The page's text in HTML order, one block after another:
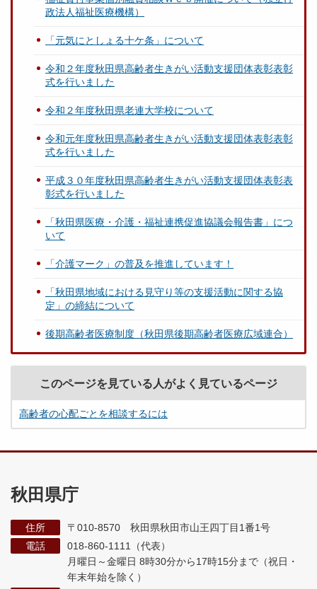
政法人福祉医療機構）
「元気にとしょる十ケ条」について
令和２年度秋田県高齢者生きがい活動支援団体表彰表彰
式を行いました
令和２年度秋田県老連大学校について
令和元年度秋田県高齢者生きがい活動支援団体表彰表彰
式を行いました
平成３０年度秋田県高齢者生きがい活動支援団体表彰表
彰式を行いました
「秋田県医療・介護・福祉連携促進協議会報告書」につ
いて
「介護マーク」の普及を推進しています！
「秋田県地域における見守り等の支援活動に関する協
定」の締結について
後期高齢者医療制度（秋田県後期高齢者医療広域連合）
このページを見ている人がよく見ているページ
高齢者の心配ごとを相談するには
秋田県庁
住所
〒010-8570 秋田県秋田市山王四丁目1番1号
電話
018-860-1111（代表）
月曜日～金曜日 8時30分から17時15分まで （祝日・
年末年始を除く）